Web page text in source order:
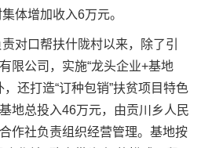
体增加收入6万元。
口帮扶什陇村以来，除了引
限公司，实施“龙头企业+基地
还打造“订种包销”扶贫项目特色
地总投入46万元，由贡川乡人民
作社负责组织经营管理。基地按